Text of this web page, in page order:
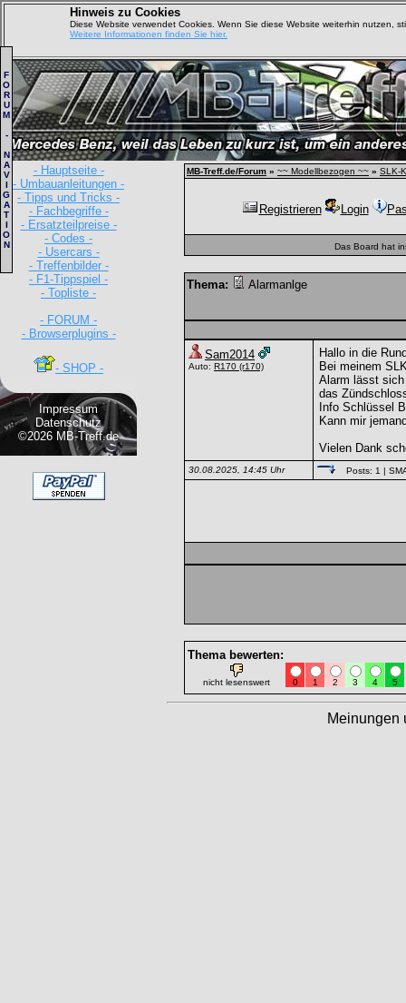
Hinweis zu Cookies
Diese Website verwendet Cookies. Wenn Sie diese Website weiterhin nutzen,
Weitere Informationen finden Sie hier.
- Hauptseite -
- Umbauanleitungen -
- Tipps und Tricks -
- Fachbegriffe -
- Ersatzteilpreise -
- Codes -
- Usercars -
- Treffenbilder -
- F1-Tippspiel -
- Topliste -
- FORUM -
- Browserplugins -
- SHOP -
Impressum
Datenschutz
©2026 MB-Treff.de
F
O
R
U
M
-
N
A
V
I
G
A
T
I
O
N
MB-Treff.de/Forum » ~~ Modellbezogen ~~ » SLK-
Registrieren Login
Das Board hat
Thema: Alarmanlge
Sam2014
Auto: R170 (r170)
Hallo in die
Bei meinem
Alarm lässt
das
Info Schlüssel
Kann mir
Vielen Dank
30.08.2025, 14:45 Uhr Posts: 1 |
Thema bewerten:
nicht lesenswert 0 1 2 3 4 5
Meinungen